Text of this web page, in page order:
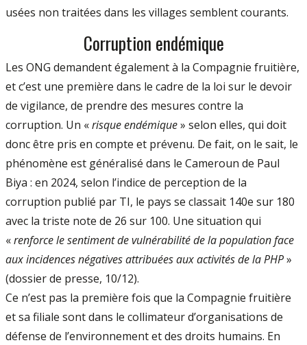
usées non traitées dans les villages semblent courants.
Corruption endémique
Les ONG demandent également à la Compagnie fruitière,
et c’est une première dans le cadre de la loi sur le devoir
de vigilance, de prendre des mesures contre la
corruption. Un «risque endémique» selon elles, qui doit
donc être pris en compte et prévenu. De fait, on le sait, le
phénomène est généralisé dans le Cameroun de Paul
Biya : en 2024, selon l’indice de perception de la
corruption publié par TI, le pays se classait 140e sur 180
avec la triste note de 26 sur 100. Une situation qui
«renforce le sentiment de vulnérabilité de la population face
aux incidences négatives attribuées aux activités de la PHP»
(dossier de presse, 10/12).
Ce n’est pas la première fois que la Compagnie fruitière
et sa filiale sont dans le collimateur d’organisations de
défense de l’environnement et des droits humains. En